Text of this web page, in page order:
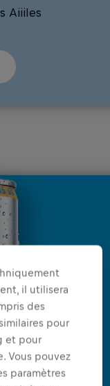
Aiiiles
il utilisera
des
pour
et pour
Vous pouvez
paramètres